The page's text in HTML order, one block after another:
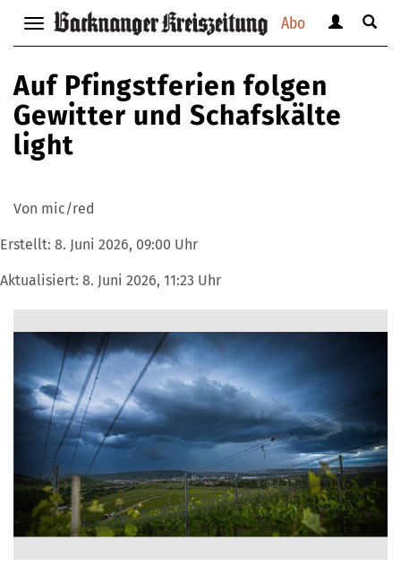
Abo
Navigation
anzeigen
bzw.
verbergen
anzeigen
Suche
Auf Pfingstferien folgen
Gewitter und Schafskälte
light
Von mic/red
Erstellt: 8. Juni 2026, 09:00 Uhr
Aktualisiert: 8. Juni 2026, 11:23 Uhr